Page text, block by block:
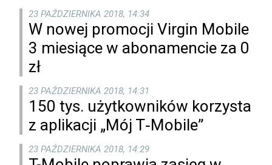
23 PAŹDZIERNIKA 2018, 14:34
W nowej promocji Virgin Mobile
3 miesiące w abonamencie za 0
zł
23 PAŹDZIERNIKA 2018, 14:31
150 tys. użytkowników korzysta
z aplikacji „Mój T‑Mobile”
23 PAŹDZIERNIKA 2018, 14:29